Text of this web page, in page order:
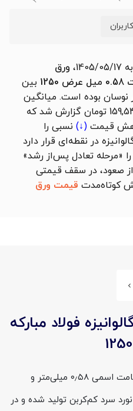
ورق
بین
تومان در نوسان بوده است. میانگین
قیمت ماهانه این محصول 159,546 تومان گزارش شد که
قیمت (↓) نسبی را
در نقطه‌ای قرار دارد
«مرحله تعادل پس‌از رشد»
صعود، در سقف قیمتی
کوتاه‌مدت قیمت ورق
فولاد مبارکه
ورق گالوانیزه فولاد مبارکه با ضخامت اسمی ۰٫۵۸ میلی‌متر و
ورق نورد سرد کم‌کربن تولید شده و در